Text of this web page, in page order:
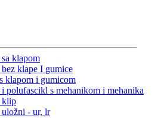
klapom
klape I gumice
klapom i gumicom
polufascikl s mehanikom i mehanika
klip
- ur, lr